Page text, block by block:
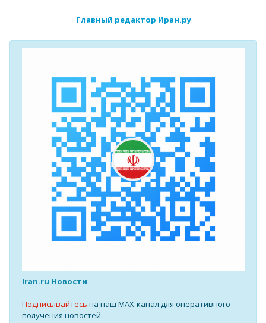
Главный редактор Иран.ру
Iran.ru Новости
Подписывайтесь на наш MAX-канал для оперативного
получения новостей.